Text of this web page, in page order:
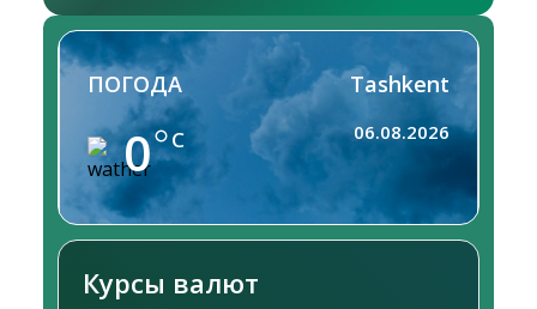
ПОГОДА
0 C
Tashkent
06.08.2026
Курсы валют